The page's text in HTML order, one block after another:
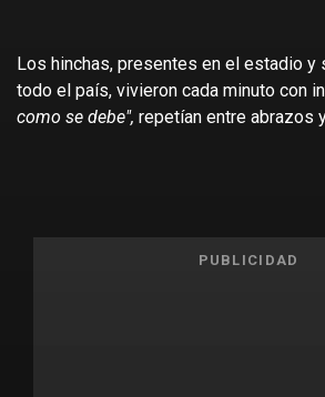
Los hinchas, presentes en el estadio y
todo el país, vivieron cada minuto con
como se debe", repetían entre abrazos
PUBLICIDAD